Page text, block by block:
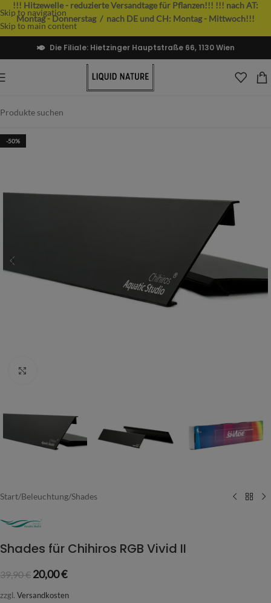
Skip to navigation
Skip to main content
!!! Hitzewelle - reduzierte Versandtage für Pflanzen!!! !!! nach AT:
Montag - Donnerstag / nach DE und CH: Montag - Mittwoch!!!
Die Filiale: Hietzinger Hauptstraße 66, 1130 Wien
-50%
Start/Beleuchtung/Shades
Shades für Chihiros RGB Vivid II
39,90€ 20,00€
zzgl. Versandkosten